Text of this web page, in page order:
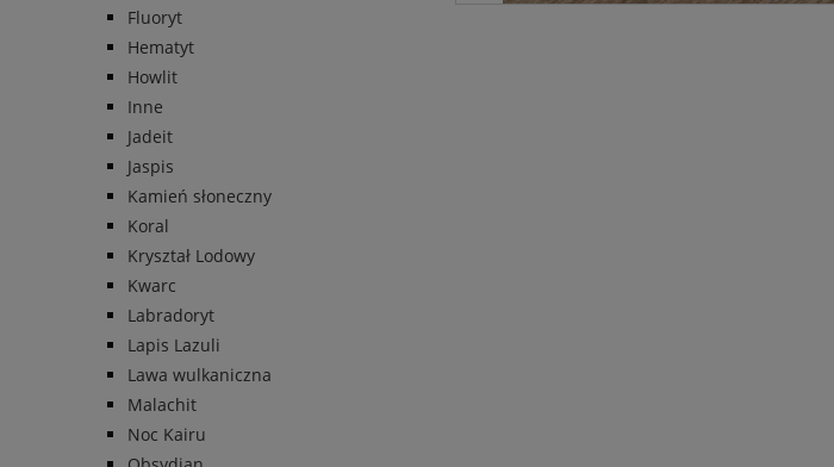
Fluoryt
Hematyt
Howlit
Inne
Jadeit
Jaspis
Kamień słoneczny
Koral
Kryształ Lodowy
Kwarc
Labradoryt
Lapis Lazuli
Lawa wulkaniczna
Malachit
Noc Kairu